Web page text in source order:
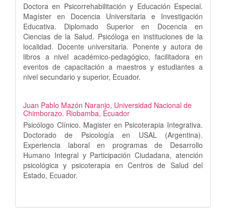
Doctora en Psicorrehabilitación y Educación Especial.
Magíster en Docencia Universitaria e Investigación
Educativa. Diplomado Superior en Docencia en
Ciencias de la Salud. Psicóloga en instituciones de la
localidad. Docente universitaria. Ponente y autora de
libros a nivel académico-pedagógico, facilitadora en
eventos de capacitación a maestros y estudiantes a
nivel secundario y superior, Ecuador.
Juan Pablo Mazón Naranjo, Universidad Nacional de
Chimborazo. Riobamba, Ecuador
Psicólogo Clínico. Magister en Psicoterapia Integrativa.
Doctorado de Psicología en USAL (Argentina).
Experiencia laboral en programas de Desarrollo
Humano Integral y Participación Ciudadana, atención
psicológica y psicoterapia en Centros de Salud del
Estado, Ecuador.